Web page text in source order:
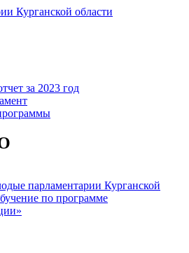
за 2023 год
парламентарии Курганской
по программе